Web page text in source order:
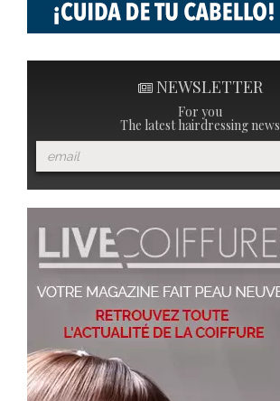
NEWSLETTER
For you
The latest hairdressing news